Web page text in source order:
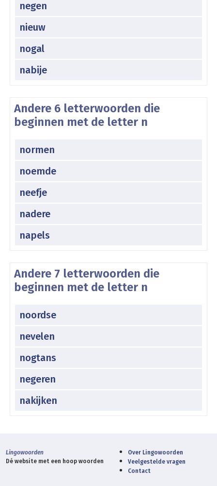
negen
nieuw
nogal
nabije
Andere 6 letterwoorden die
beginnen met de letter n
normen
noemde
neefje
nadere
napels
Andere 7 letterwoorden die
beginnen met de letter n
noordse
nevelen
nogtans
negeren
nakijken
Lingowoorden
Dé website met een hoop woorden
Over Lingowoorden
Veelgestelde vragen
Contact